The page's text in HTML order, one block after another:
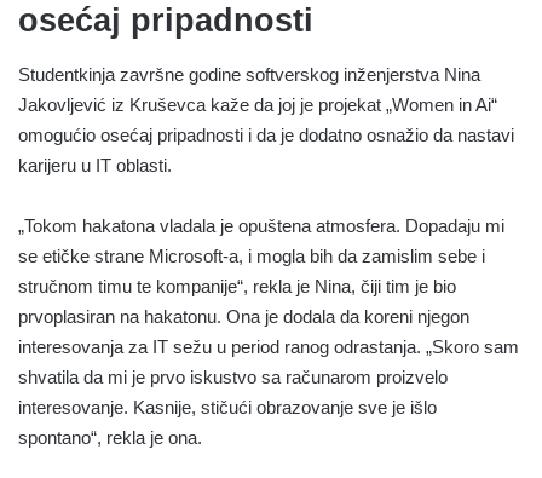
osećaj pripadnosti
Studentkinja završne godine softverskog inženjerstva Nina
Jakovljević iz Kruševca kaže da joj je projekat „Women in Ai“
omogućio osećaj pripadnosti i da je dodatno osnažio da nastavi
karijeru u IT oblasti.
„Tokom hakatona vladala je opuštena atmosfera. Dopadaju mi
se etičke strane Microsoft-a, i mogla bih da zamislim sebe i
stručnom timu te kompanije“, rekla je Nina, čiji tim je bio
prvoplasiran na hakatonu. Ona je dodala da koreni njegon
interesovanja za IT sežu u period ranog odrastanja. „Skoro sam
shvatila da mi je prvo iskustvo sa računarom proizvelo
interesovanje. Kasnije, stičući obrazovanje sve je išlo
spontano“, rekla je ona.